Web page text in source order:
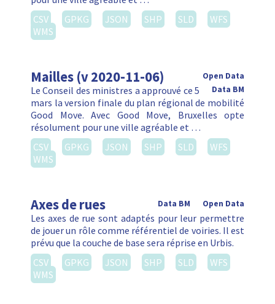
CSV
GPKG JSON SHP SLD
WFS
WMS
Mailles (v 2020-11-06)
Open Data
Data BM
Le Conseil des ministres a approuvé ce 5
mars la version finale du plan régional de mobilité
Good Move. Avec Good Move, Bruxelles opte
résolument pour une ville agréable et …
CSV
GPKG JSON SHP SLD
WFS
WMS
Axes de rues Open Data
Data BM
Les axes de rue sont adaptés pour leur permettre
de jouer un rôle comme référentiel de voiries. Il est
prévu que la couche de base sera réprise en Urbis.
CSV
GPKG JSON SHP SLD
WFS
WMS